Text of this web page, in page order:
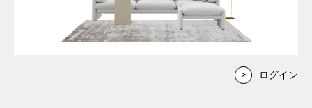
ログイン